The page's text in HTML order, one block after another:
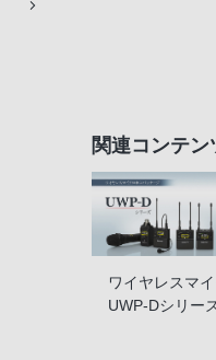
関連コンテン
ワイヤレスマ
UWP-Dシリー